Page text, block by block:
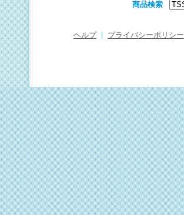
商品検索
ヘルプ プライバシーポリシー